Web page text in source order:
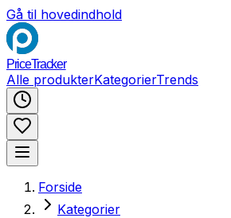
Gå til hovedindhold
PriceTracker
Alle produkterKategorierTrends
Forside
Kategorier